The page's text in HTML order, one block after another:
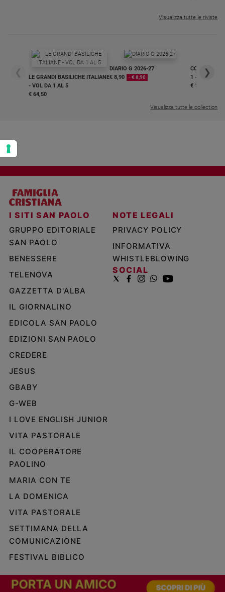
Redazione
Visualizza tutte le riviste
❮
LE GRANDI BASILICHE ITALIANE
- VOL DA 1 AL 5
€ 64,50
DIARIO G 2026-27
€ 8,90
- € 8,90
COLLANA
1 - 2
€ 18,50
❯
Visualizza tutte le collection
I SITI SAN PAOLO
GRUPPO EDITORIALE
SAN PAOLO
BENESSERE
TELENOVA
GAZZETTA D'ALBA
IL GIORNALINO
EDICOLA SAN PAOLO
EDIZIONI SAN PAOLO
CREDERE
JESUS
GBABY
G-WEB
I LOVE ENGLISH JUNIOR
VITA PASTORALE
IL COOPERATORE
PAOLINO
MARIA CON TE
LA DOMENICA
VITA PASTORALE
SETTIMANA DELLA
COMUNICAZIONE
FESTIVAL BIBLICO
NOTE LEGALI
PRIVACY POLICY
INFORMATIVA
WHISTLEBLOWING
SOCIAL